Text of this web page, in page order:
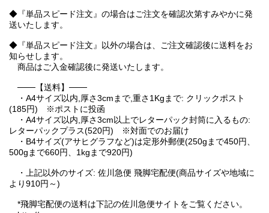
◆『単品スピード注文』の場合はご注文を確認次第すみやかに発
送いたします。
◆『単品スピード注文』以外の場合は、ご注文確認後に送料をお
知らせします。
商品はご入金確認後に発送いたします。
───【送料】───
・A4サイズ以内,厚さ3cmまで,重さ1Kgまで: クリックポスト
(185円) ※ポストに投函
・A4サイズ以内,厚さ3cm以上でレターパック封筒に入るもの:
レターパックプラス(520円) ※対面でのお届け
・B4サイズ(アサヒグラフなど)は定形外郵便(250gまで450円、
500gまで660円、1kgまで920円)
・上記以外のサイズ: 佐川急便 飛脚宅配便(商品サイズや地域に
より910円～)
*飛脚宅配便の送料は下記の佐川急便サイトをご覧ください。